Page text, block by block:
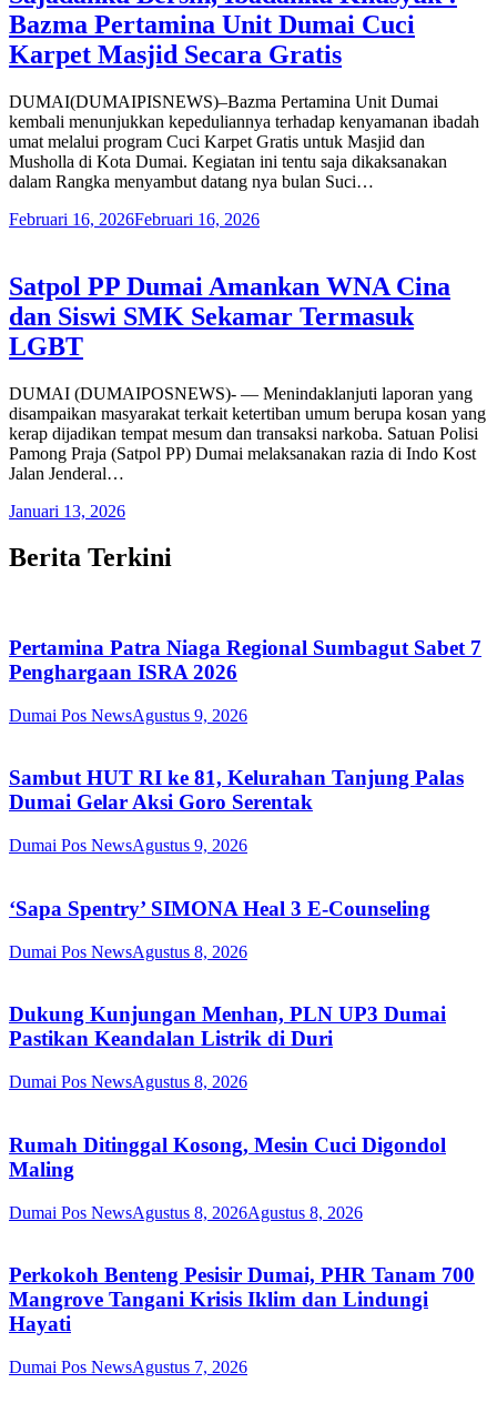
Bazma Pertamina Unit Dumai Cuci
Karpet Masjid Secara Gratis
DUMAI(DUMAIPISNEWS)–Bazma Pertamina Unit Dumai
kembali menunjukkan kepeduliannya terhadap kenyamanan ibadah
umat melalui program Cuci Karpet Gratis untuk Masjid dan
Musholla di Kota Dumai. Kegiatan ini tentu saja dikaksanakan
dalam Rangka menyambut datang nya bulan Suci…
Februari 16, 2026Februari 16, 2026
Satpol PP Dumai Amankan WNA Cina
dan Siswi SMK Sekamar Termasuk
LGBT
DUMAI (DUMAIPOSNEWS)- — Menindaklanjuti laporan yang
disampaikan masyarakat terkait ketertiban umum berupa kosan yang
kerap dijadikan tempat mesum dan transaksi narkoba. Satuan Polisi
Pamong Praja (Satpol PP) Dumai melaksanakan razia di Indo Kost
Jalan Jenderal…
Januari 13, 2026
Berita Terkini
Pertamina Patra Niaga Regional Sumbagut Sabet 7
Penghargaan ISRA 2026
Dumai Pos NewsAgustus 9, 2026
Sambut HUT RI ke 81, Kelurahan Tanjung Palas
Dumai Gelar Aksi Goro Serentak
Dumai Pos NewsAgustus 9, 2026
‘Sapa Spentry’ SIMONA Heal 3 E-Counseling
Dumai Pos NewsAgustus 8, 2026
Dukung Kunjungan Menhan, PLN UP3 Dumai
Pastikan Keandalan Listrik di Duri
Dumai Pos NewsAgustus 8, 2026
Rumah Ditinggal Kosong, Mesin Cuci Digondol
Maling
Dumai Pos NewsAgustus 8, 2026Agustus 8, 2026
Perkokoh Benteng Pesisir Dumai, PHR Tanam 700
Mangrove Tangani Krisis Iklim dan Lindungi
Hayati
Dumai Pos NewsAgustus 7, 2026